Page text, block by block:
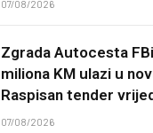
07/08/2026
Zgrada Autocesta
miliona KM ulazi u
Raspisan tender
07/08/2026